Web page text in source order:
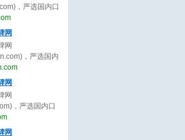
，严选国内口
，收集全网最真
、隆鼻专家的最
鼻医美评价参
，先上隆鼻医生
网
网
，严选国内
胸医生，收集全
胸丰胸医生、隆
决策提出最真实
价参考。做隆胸
隆胸丰胸医生口
网
网
，严选国内口
医生，收集全网
微整医生、注射
网